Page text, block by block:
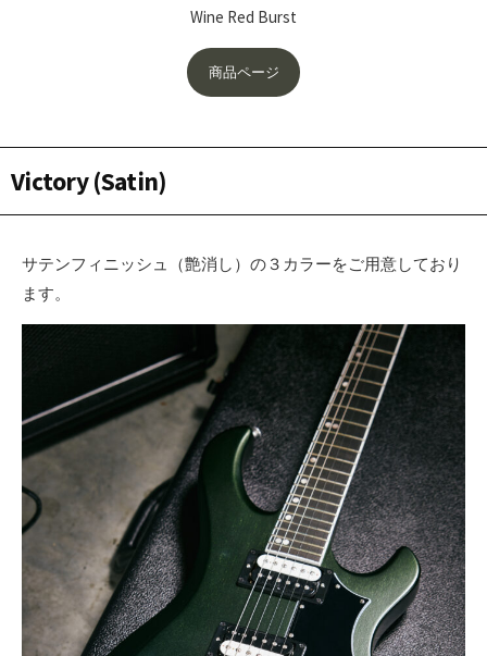
Wine Red Burst
商品ページ
Victory (Satin)
サテンフィニッシュ（艶消し）の３カラーをご用意しており
ます。